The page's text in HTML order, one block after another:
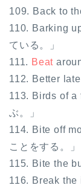
109. Back to
110. Barking
ている。」
111. Beat
112. Better
113. Birds of a
ぶ。」
114. Bite off
ことをする。」
115. Bite the
116. Break the